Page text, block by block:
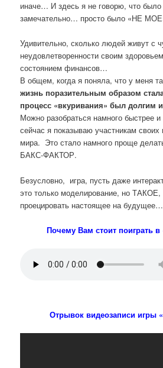
иначе… И здесь я не говорю, что
замечательно… просто было «НЕ
Удивительно, сколько людей живут с
неудовлетворенности своим
состоянием финансов…
В общем, когда я поняла, что у меня
жизнь поразительным образом
процесс «вкуривания» был долгим
Можно разобраться намного быстрее
сейчас я показываю участникам
мира. Это стало намного проще
БАКС-ФАКТОР.
Безусловно, игра, пусть даже
это только моделирование, но ТАКОЕ,
проецировать настоящее на будущее…
Почему Вам стоит поиграть в
Отрывок видеозаписи игры